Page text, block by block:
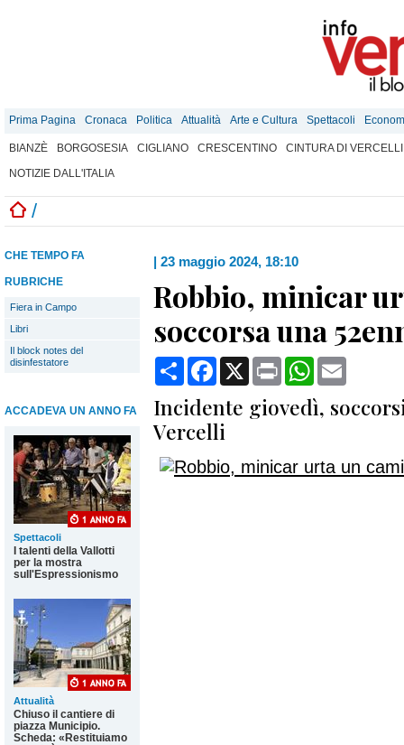
Prima Pagina Cronaca Politica Attualità Arte e Cultura Spettacoli
BIANZÈ BORGOSESIA CIGLIANO CRESCENTINO
CINTURA DI VERCELLI
NOTIZIE DALL'ITALIA
/
CHE TEMPO FA
RUBRICHE
Fiera in Campo
Libri
Il block notes del
disinfestatore
ACCADEVA UN ANNO FA
Spettacoli
I talenti della Vallotti
per la mostra
sull'Espressionismo
Attualità
Chiuso il cantiere di
piazza Municipio.
Scheda: «Restituiamo
| 23 maggio 2024, 18:10
Robbio, minicar
soccorsa una
CondividiFacebook
X Print WhatsApp
Incidente giovedì,
Vercelli